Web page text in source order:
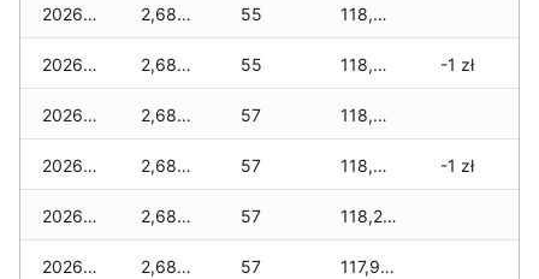
2026-06-09 2,685 zł 55 118,595 zł
2026-06-07 2,685 zł 55 118,515 zł -1 zł
2026-06-06 2,685 zł 57 118,400 zł
2026-06-05 2,685 zł 57 118,320 zł -1 zł
2026-06-04 2,685 zł 57 118,290 zł
2026-06-03 2,685 zł 57 117,920 zł